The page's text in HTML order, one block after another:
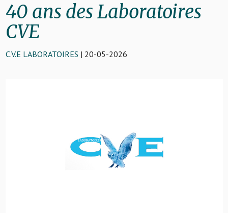
40 ans des Laboratoires
CVE
C.V.E LABORATOIRES | 20-05-2026